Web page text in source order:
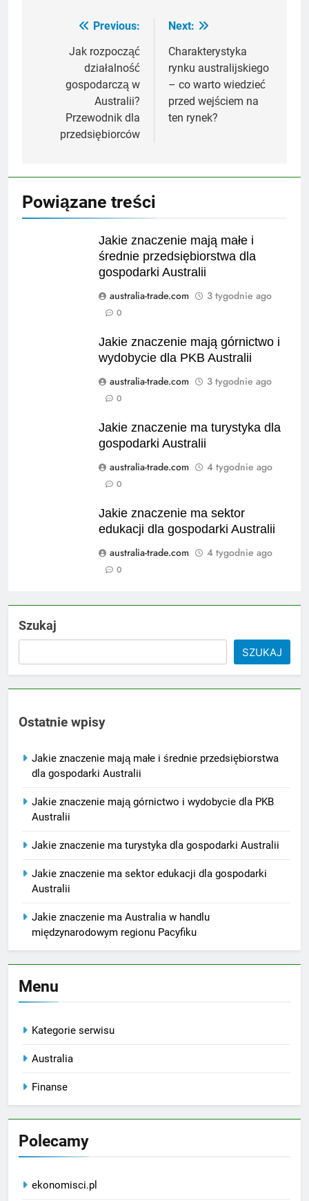
Nawigacja
wpisu
Previous:
Jak rozpocząć
działalność
gospodarczą w
Australii?
Przewodnik dla
przedsiębiorców
Next:
Charakterystyka
rynku australijskiego
– co warto wiedzieć
przed wejściem na
ten rynek?
Powiązane treści
Jakie znaczenie mają małe i
średnie przedsiębiorstwa dla
gospodarki Australii
australia-trade.com
3 tygodnie ago
0
Jakie znaczenie mają górnictwo i
wydobycie dla PKB Australii
australia-trade.com
3 tygodnie ago
0
Jakie znaczenie ma turystyka dla
gospodarki Australii
australia-trade.com
4 tygodnie ago
0
Jakie znaczenie ma sektor
edukacji dla gospodarki Australii
australia-trade.com
4 tygodnie ago
0
Szukaj
SZUKAJ
Ostatnie wpisy
Jakie znaczenie mają małe i średnie przedsiębiorstwa
dla gospodarki Australii
Jakie znaczenie mają górnictwo i wydobycie dla PKB
Australii
Jakie znaczenie ma turystyka dla gospodarki Australii
Jakie znaczenie ma sektor edukacji dla gospodarki
Australii
Jakie znaczenie ma Australia w handlu
międzynarodowym regionu Pacyfiku
Menu
Kategorie serwisu
Australia
Finanse
Polecamy
ekonomisci.pl